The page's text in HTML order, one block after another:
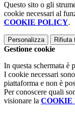
Questo sito o gli
cookie necessari al
COOKIE POLICY.
Personalizza Rifiuta
Gestione cookie
In questa schermata è
I cookie necessari
piattaforma e non è
Per conoscere quali
visionare la COOKIE